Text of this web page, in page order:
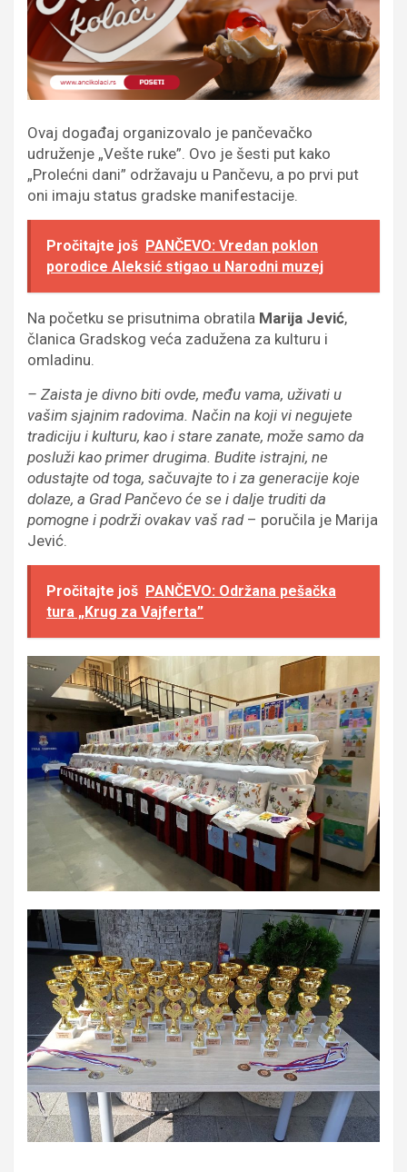
Ovaj događaj organizovalo je pančevačko
udruženje „Vešte ruke”. Ovo je šesti put kako
„Prolećni dani” održavaju u Pančevu, a po prvi put
oni imaju status gradske manifestacije.
Pročitajte još PANČEVO: Vredan poklon
porodice Aleksić stigao u Narodni muzej
Na početku se prisutnima obratila Marija Jević,
članica Gradskog veća zadužena za kulturu i
omladinu.
– Zaista je divno biti ovde, među vama, uživati u
vašim sjajnim radovima. Način na koji vi negujete
tradiciju i kulturu, kao i stare zanate, može samo da
posluži kao primer drugima. Budite istrajni, ne
odustajte od toga, sačuvajte to i za generacije koje
dolaze, a Grad Pančevo će se i dalje truditi da
pomogne i podrži ovakav vaš rad– poručila je Marija
Jević.
Pročitajte još PANČEVO: Održana pešačka
tura „Krug za Vajferta”